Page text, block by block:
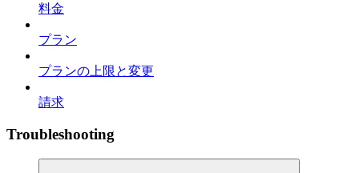
料金
プラン
プランの上限と変更
請求
Troubleshooting